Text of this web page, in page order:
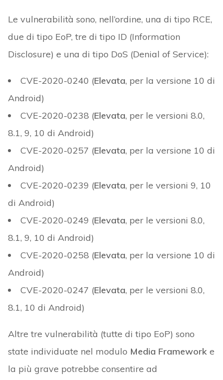
Le vulnerabilità sono, nell’ordine, una di tipo RCE,
due di tipo EoP, tre di tipo ID (Information
Disclosure) e una di tipo DoS (Denial of Service):
CVE-2020-0240 (Elevata, per la versione 10 di
Android)
CVE-2020-0238 (Elevata, per le versioni 8.0,
8.1, 9, 10 di Android)
CVE-2020-0257 (Elevata, per la versione 10 di
Android)
CVE-2020-0239 (Elevata, per le versioni 9, 10
di Android)
CVE-2020-0249 (Elevata, per le versioni 8.0,
8.1, 9, 10 di Android)
CVE-2020-0258 (Elevata, per la versione 10 di
Android)
CVE-2020-0247 (Elevata, per le versioni 8.0,
8.1, 10 di Android)
Altre tre vulnerabilità (tutte di tipo EoP) sono
state individuate nel modulo Media Framework e
la più grave potrebbe consentire ad